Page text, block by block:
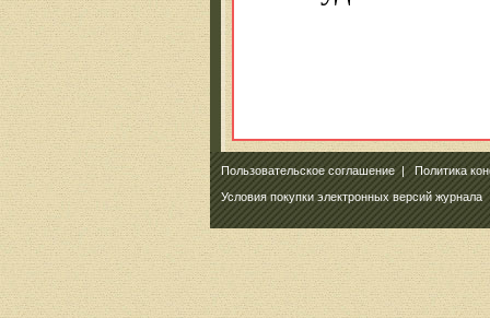
Пользовательское соглашение|Политика
Условия покупки электронных версий журнала